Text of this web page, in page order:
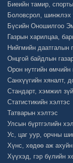
Биеийн тамир,
Боловсрол, шинжлэх
Бүсийн Оношилгоо
Газрын харилцаа,
Нийгмийн даатгалын
Онцгой байдлын
Орон нутгийн өмчийн
Санхүүгийн хяналт,
Стандарт, хэмжил
Статистикийн хэлтэс
Татварын хэлтэс
Улсын бүртгэлийн
Ус, цаг уур, орчны
Хүнс, хөдөө аж ахуйн
Хүүхэд, гэр бүлийн